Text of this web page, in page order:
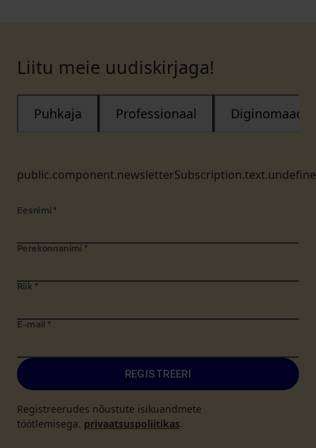
Liitu meie uudiskirjaga!
Puhkaja Professionaal Diginomaad
Eesnimi *
Perekonnanimi *
Riik *
E-mail *
REGISTREERI
Registreerudes nõustute isikuandmete
töötlemisega. privaatsuspoliitikas.